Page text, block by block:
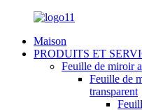
Maison
PRODUITS ET
Feuille de miroir
Feuille de
transparent